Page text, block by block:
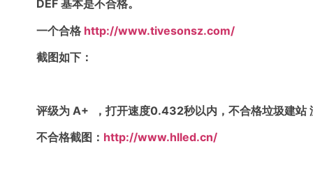
DEF 基本是不合格。
一个合格 http://www.tivesonsz.com/
截图如下：
评级为 A+ ，打开速度0.432秒以内，不合格垃圾建站
不合格截图 ： http://www.hlled.cn/